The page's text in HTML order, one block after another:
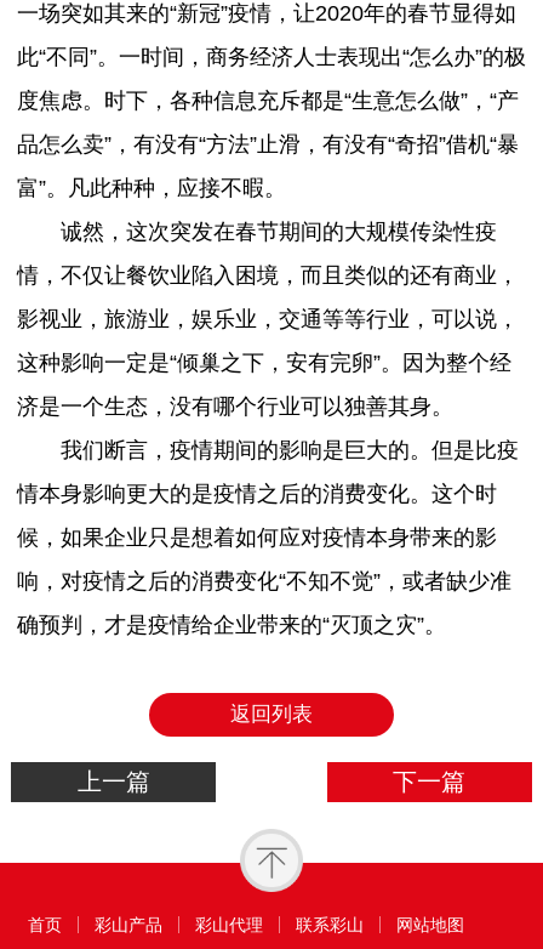
一场突如其来的“新冠”疫情，让2020年的春节显得如
此“不同”。一时间，商务经济人士表现出“怎么办”的极
度焦虑。时下，各种信息充斥都是“生意怎么做”，“产
品怎么卖”，有没有“方法”止滑，有没有“奇招”借机“暴
富”。凡此种种，应接不暇。
诚然，这次突发在春节期间的大规模传染性疫
情，不仅让餐饮业陷入困境，而且类似的还有商业，
影视业，旅游业，娱乐业，交通等等行业，可以说，
这种影响一定是“倾巢之下，安有完卵”。因为整个经
济是一个生态，没有哪个行业可以独善其身。
我们断言，疫情期间的影响是巨大的。但是比疫
情本身影响更大的是疫情之后的消费变化。这个时
候，如果企业只是想着如何应对疫情本身带来的影
响，对疫情之后的消费变化“不知不觉”，或者缺少准
确预判，才是疫情给企业带来的“灭顶之灾”。
返回列表
上一篇 下一篇
首页 彩山产品 彩山代理 联系彩山 网站地图